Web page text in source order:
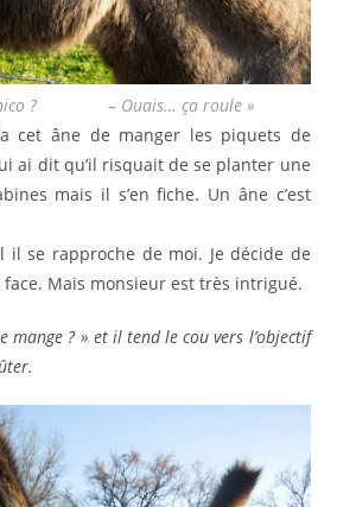
Chico ? – Ouais… ça roule »
cet âne de manger les piquets de
ai dit qu’il risquait de se planter une
mais il s’en fiche. Un âne c’est
il se rapproche de moi. Je décide de
Mais monsieur est très intrigué.
mange ? » et il tend le cou vers l’objectif